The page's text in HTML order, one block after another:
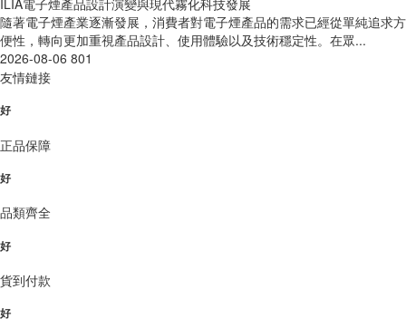
隨著電子煙產業逐漸發展，消費者對電子煙產品的需求已經從單純追求方
便性，轉向更加重視產品設計、使用體驗以及技術穩定性。在眾...
2026-08-06 801
友情鏈接
好
正品保障
好
品類齊全
好
貨到付款
好